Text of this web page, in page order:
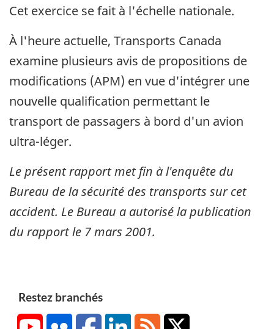
Cet exercice se fait à l'échelle nationale.
À l'heure actuelle, Transports Canada
examine plusieurs avis de propositions de
modifications (APM) en vue d'intégrer une
nouvelle qualification permettant le
transport de passagers à bord d'un avion
ultra-léger.
Le présent rapport met fin à l'enquête du
Bureau de la sécurité des transports sur cet
accident. Le Bureau a autorisé la publication
du rapport le 7 mars 2001.
Restez branchés
YouTubeFlickr FacebookLinkedInRSS